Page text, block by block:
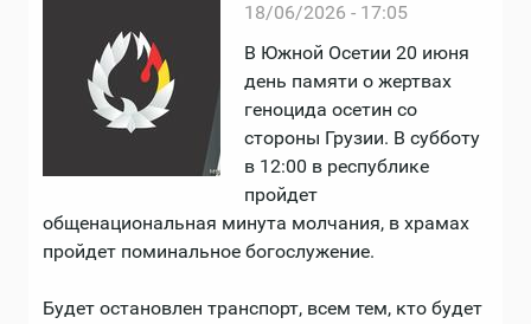
18/06/2026 - 17:05
В Южной Осетии 20 июня
день памяти о жертвах
геноцида осетин со
стороны Грузии. В субботу
в 12:00 в республике
пройдет
общенациональная минута молчания, в храмах
пройдет поминальное богослужение.
Будет остановлен транспорт, всем тем, кто будет